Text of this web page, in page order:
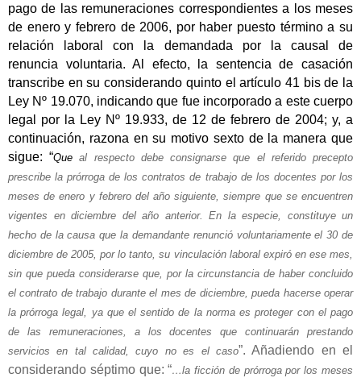
pago de las remuneraciones correspondientes a los meses
de enero y febrero de 2006, por haber puesto término a su
relación laboral con la demandada por la causal de
renuncia voluntaria. Al efecto, la sentencia de casación
transcribe en su considerando quinto el artículo 41 bis de la
Ley Nº 19.070, indicando que fue incorporado a este cuerpo
legal por la Ley Nº 19.933, de 12 de febrero de 2004; y, a
continuación, razona en su motivo sexto de la manera que
sigue: “Que al respecto debe consignarse que el referido precepto
prescribe la prórroga de los contratos de trabajo de los docentes por los
meses de enero y febrero del año siguiente, siempre que se encuentren
vigentes en diciembre del año anterior. En la especie, constituye un
hecho de la causa que la demandante renunció voluntariamente el 30 de
diciembre de 2005, por lo tanto, su vinculación laboral expiró en ese mes,
sin que pueda considerarse que, por la circunstancia de haber concluido
el contrato de trabajo durante el mes de diciembre, pueda hacerse operar
la prórroga legal, ya que el sentido de la norma es proteger con el pago
de las remuneraciones, a los docentes que continuarán prestando
servicios en tal calidad, cuyo no es el caso”. Añadiendo en el
considerando séptimo que: “…la ficción de prórroga por los meses